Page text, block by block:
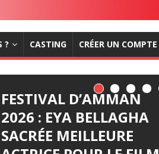
? CASTING CRÉER UN COMPTE
FESTIVAL D’AMMAN
2026 : EYA BELLAGHA
SACRÉE MEILLEURE